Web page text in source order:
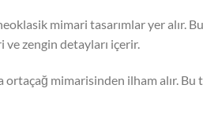
mimari tasarımlar yer alır.
ve zengin detayları içerir.
mimarisinden ilham alır.